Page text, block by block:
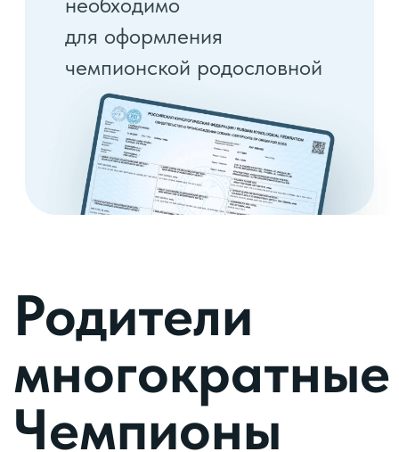
Повышенный интелект
Интернациональная родословная
Знание множества команд
Генетика лучших
Знание цирковых команд
Российской кинологической
Федерации
Любящая мама
Альпа